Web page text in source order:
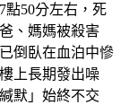
50分左右，死
、媽媽被殺害
倒臥在血泊中慘
上長期發出噪